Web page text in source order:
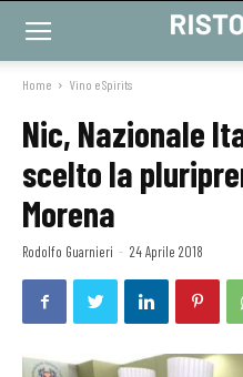
Home Vino e Spirits
Nic, Nazionale
scelto la
Morena
Rodolfo Guarnieri - 24 Aprile 2018